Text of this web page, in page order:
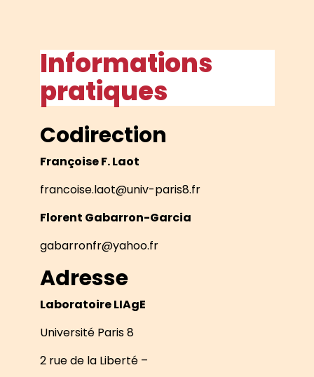
Informations
pratiques
Codirection
Françoise F. Laot
francoise.laot@univ-paris8.fr
Florent Gabarron-Garcia
gabarronfr@yahoo.fr
Adresse
Laboratoire LIAgE
Université Paris 8
2 rue de la Liberté –